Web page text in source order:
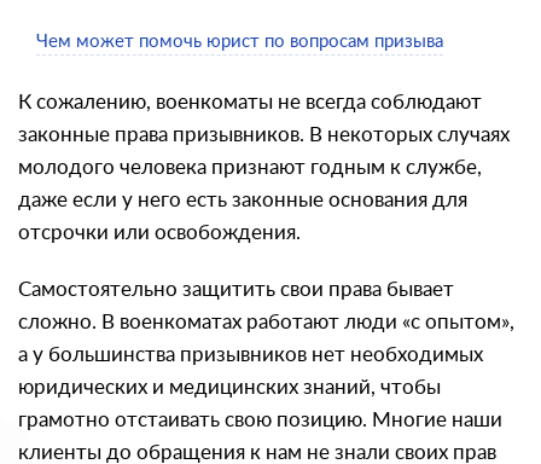
Чем может помочь юрист по вопросам призыва
К сожалению, военкоматы не всегда соблюдают
законные права призывников. В некоторых случаях
молодого человека признают годным к службе,
даже если у него есть законные основания для
отсрочки или освобождения.
Самостоятельно защитить свои права бывает
сложно. В военкоматах работают люди «с опытом»,
а у большинства призывников нет необходимых
юридических и медицинских знаний, чтобы
грамотно отстаивать свою позицию. Многие наши
клиенты до обращения к нам не знали своих прав